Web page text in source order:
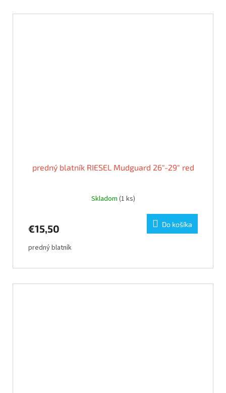
predný blatník RIESEL Mudguard 26"-29" red
Skladom (1 ks)
€15,50 Do košíka
predný blatník